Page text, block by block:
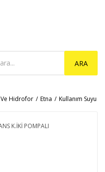
ARA
Hidrofor Etna Kullanım Suyu